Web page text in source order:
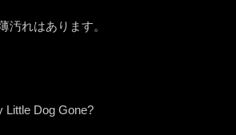
汚れはあります。
Little Dog Gone?